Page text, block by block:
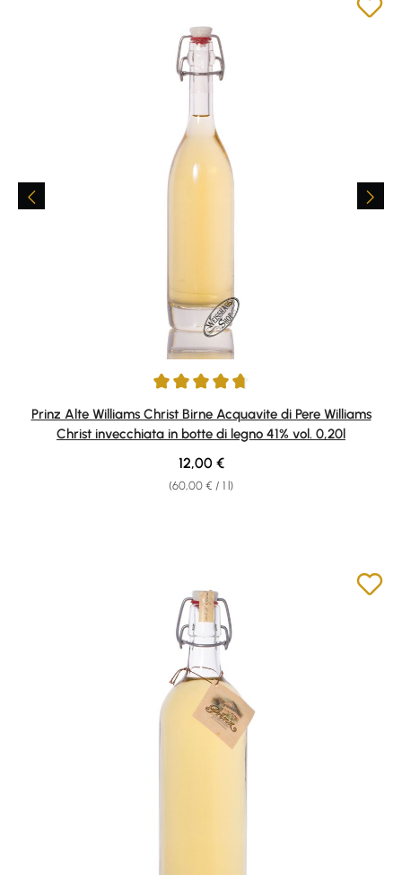
Average rating of 4.8 out of 5 stars
Prinz Alte Williams Christ Birne Acquavite di Pere Williams
Christ invecchiata in botte di legno 41% vol. 0,20l
(60,00 € / 1 l)
Regular price:
12,00 €